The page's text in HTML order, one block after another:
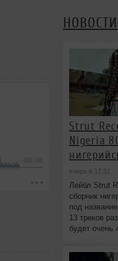
-86:48
НОВОСТИ
Strut
Nigeria
вчера в 17:32
Лейбл Strut
сборник
под
13 треков
будет